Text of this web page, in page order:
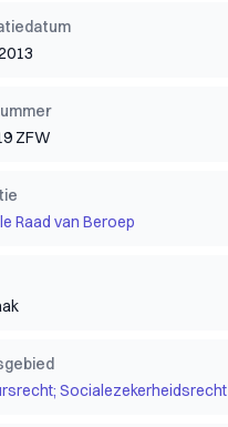
ZFW
Raad van Beroep
Socialezekerheidsrecht